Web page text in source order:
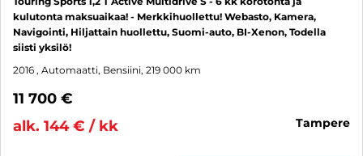
kulutonta maksuaikaa! - Merkkihuollettu! Webasto, Kamera,
Navigointi, Hiljattain huollettu, Suomi-auto, BI-Xenon, Todella
siisti yksilö!
2016 , Automaatti, Bensiini, 219 000 km
11 700 €
alk. 144 € / kk
tampere